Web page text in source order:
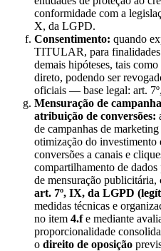
conformidade com a
X, da LGPD.
Consentimento: quando
TITULAR, para finalidades
demais hipóteses, tais
direto, podendo ser
oficiais — base legal: art.
Mensuração de
atribuição de conversões:
de campanhas de marketing
otimização do investimento
conversões a canais e
compartilhamento de
de mensuração
art. 7º, IX, da LGPD
medidas técnicas e
no item 4.fe mediante
proporcionalidade
o direito de oposição